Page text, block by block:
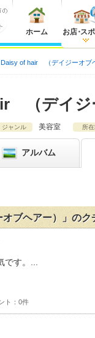
ホーム お店・ス
Daisy of hair （デイジーオブ
（デイジ
ジャンル 美容室 所
アルバム
ブヘアー）」のク
hair （デイジーオブ
す。
ト 0件